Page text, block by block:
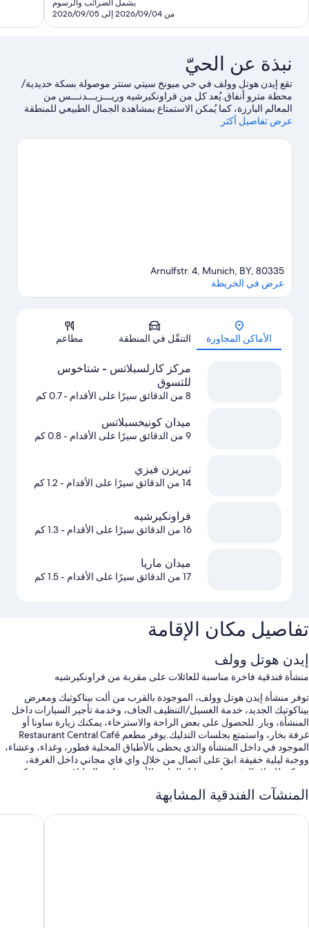
تقييمات
AED
471
يشمل الضرائب والرسوم
من 2026/09/04 إلى 2026/09/05
نبذة عن الحيّ
تقع إيدن هوتل وولف في حي ميونخ سيتي سنتر موصولة بسكة حديدية/
محطة مترو أنفاق.يُعد كل من فراونكيرشيه ورﻳـــﺰﻳـــﺪﻧـــﺲ من
المعالم البارزة، كما يُمكن الاستمتاع بمشاهدة الجمال الطبيعي للمنطقة
في الحديقة الإنجليزية والحديقة الأوليمبية.يُعد كل من ألت بيناكوثيك
جو النوادي التقليدي واستمتع بممارسة رياضة الجولف من خلال
عرض تفاصيل أكثر
الخريطة
Arnulfstr. 4, Munich, BY, 80335
عرض في الخريطة
الأماكن المجاورة التنقّل في المنطقة مطاعم
مركز كارلسبلاتس - شتاخوس
للتسوق
8 من الدقائق سيرًا على الأقدام - 0.7 كم
ميدان كونيخسبلاتس
9 من الدقائق سيرًا على الأقدام - 0.8 كم
تيريزن فيزي
14 من الدقائق سيرًا على الأقدام - 1.2 كم
فراونكيرشيه
16 من الدقائق سيرًا على الأقدام - 1.3 كم
ميدان ماريا
17 من الدقائق سيرًا على الأقدام - 1.5 كم
تفاصيل مكان الإقامة
إيدن هوتل وولف
منشأة فندقية فاخرة مناسبة للعائلات على مقربة من فراونكيرشيه
توفر منشأة إيدن هوتل وولف، الموجودة بالقرب من ألت بيناكوثيك ومعرض
بيناكوتيك الجديد، خدمة الغسيل/التنظيف الجاف، وخدمة تأجير السيارات داخل
المنشأة، وبار. للحصول على بعض الراحة والاسترخاء، يمكنك زيارة ساونا أو
غرفة بخار، واستمتع بجلسات التدليك.يوفر مطعم Restaurant Central Café
الموجود في داخل المنشأة والذي يحظى بالأطباق المحلية فطور، وغداء، وعشاء،
ووجبة ليلية خفيفة.ابقَ على اتصال من خلال واي فاي مجاني داخل الغرفة،
ويمكن للنزلاء العثور على وسائل الراحة الأخرى مثل صالة لياقة بدنية ومركز
للمؤتمرات.
ستستمتع أيضًا بامتيازات مثل:
المنشآت الفندقية المشابهة
كينجز هوتل سنتر سوبيريور ماريتيم